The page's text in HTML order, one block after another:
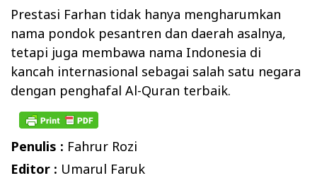
Prestasi Farhan tidak hanya mengharumkan
nama pondok pesantren dan daerah asalnya,
tetapi juga membawa nama Indonesia di
kancah internasional sebagai salah satu negara
dengan penghafal Al-Quran terbaik.
Penulis : Fahrur Rozi
Editor : Umarul Faruk